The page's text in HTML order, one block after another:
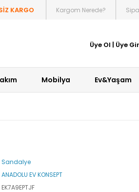
KARGO Kargom Nerede?
Üye Ol | Üye
Mobilya Ev&Yaşam
Sandalye
ANADOLU EV KONSEPT
EK7A9EPTJF